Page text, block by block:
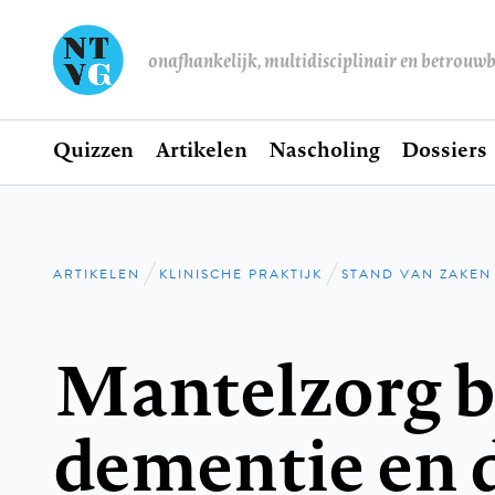
onafhankelijk, multidisciplinair en
Hoofdnavigatie
Home
Quizzen Artikelen Nascholing Dossiers
Kruimelpad
ARTIKELEN KLINISCHE PRAKTIJK STAND VAN ZAKEN
Mantelzorg
dementie en